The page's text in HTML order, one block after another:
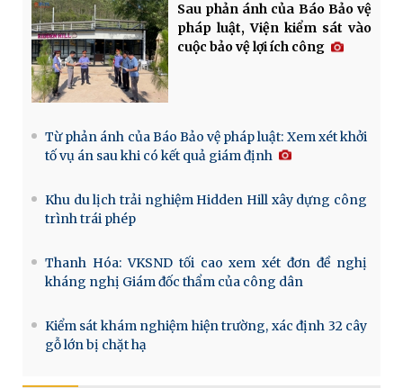
Sau phản ánh của Báo Bảo vệ
pháp luật, Viện kiểm sát vào
cuộc bảo vệ lợi ích công
Từ phản ánh của Báo Bảo vệ pháp luật: Xem xét khởi
tố vụ án sau khi có kết quả giám định
Khu du lịch trải nghiệm Hidden Hill xây dựng công
trình trái phép
Thanh Hóa: VKSND tối cao xem xét đơn đề nghị
kháng nghị Giám đốc thẩm của công dân
Kiểm sát khám nghiệm hiện trường, xác định 32 cây
gỗ lớn bị chặt hạ